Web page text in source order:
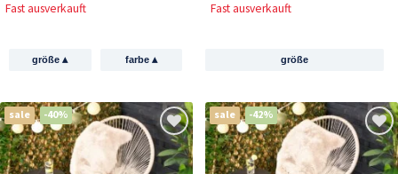
Fast ausverkauft
größe▴ farbe ▴
Fast ausverkauft
größe
sale -40% sale -42%